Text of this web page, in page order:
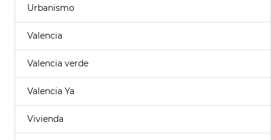
Urbanismo
Valencia
Valencia verde
Valencia Ya
Vivienda